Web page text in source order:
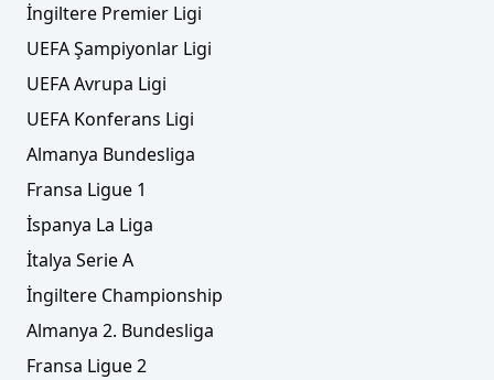
İngiltere Premier Ligi
UEFA Şampiyonlar Ligi
UEFA Avrupa Ligi
UEFA Konferans Ligi
Almanya Bundesliga
Fransa Ligue 1
İspanya La Liga
İtalya Serie A
İngiltere Championship
Almanya 2. Bundesliga
Fransa Ligue 2